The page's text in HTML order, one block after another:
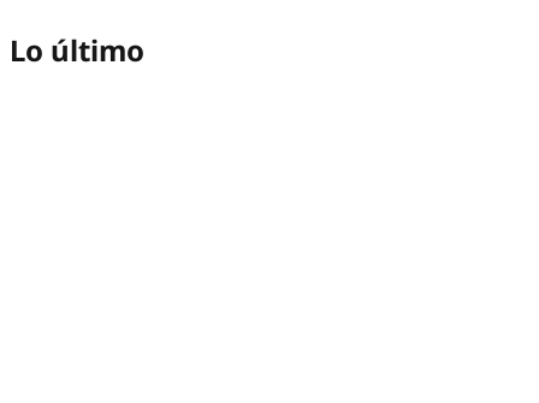
Lo último